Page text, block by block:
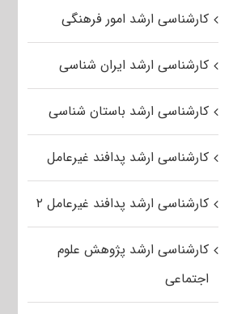
کارشناسی ارشد امور فرهنگی
کارشناسی ارشد ایران شناسی
کارشناسی ارشد باستان شناسی
کارشناسی ارشد پدافند غیرعامل
کارشناسی ارشد پدافند غیرعامل ۲
کارشناسی ارشد پژوهش علوم
اجتماعی